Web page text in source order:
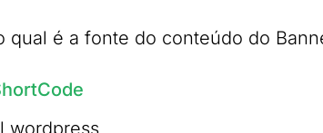
qual é a fonte do conteúdo do